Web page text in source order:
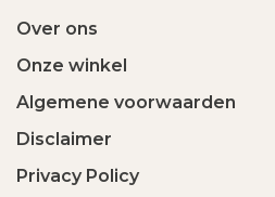
Over ons
Onze winkel
Algemene voorwaarden
Disclaimer
Privacy Policy